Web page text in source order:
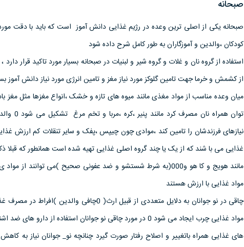
صبحانه
صبحانه یکی از اصلی ترین وعده در رژیم غذایی دانش آموز است که باید با دقت
کودکان ،والدین و آموزگاران به طور کامل شرح داده شود
استفاده از گروه نان و غلات و گروه شیر و لبنیات در صبحانه بسیار مورد تاکید قرار
از کشمش و خرما جهت تامین گلوکز مورد نیاز مغز و تامین انرژی مورد نیاز دانش
میان وعده مناسب از مواد مغذی مانند میوه های تازه و خشک ،انواع مغزها مثل مغز
توان
نیازهای فرزندشان را تامین کند ،موادی چون چیپس ،پفک و سایر تنقلات کم ارزش
غذایی می با شند که از یک یا چند گروه اصلی غذایی تهیه شده است همانطور که قبلا
مانند هویج و کا هو و000(به شرط شستشو و ضد عفونی صحیح )می توانند
مواد غذایی با ارزش هستند
چاقی در نو جوانان به دلایل متعددی از قبیل ارث(
مواد غذایی چرب ایجاد می شود 0 در مورد چاقی نو جوانان استفاده از
های غذایی همراه باتغییر و اصلاح رفتار صورت گیرد چنانچه نو_ جوانان نیاز به